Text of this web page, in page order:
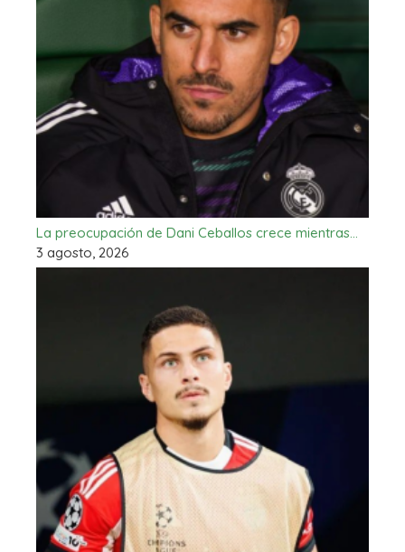
La preocupación de Dani Ceballos crece mientras…
3 agosto, 2026